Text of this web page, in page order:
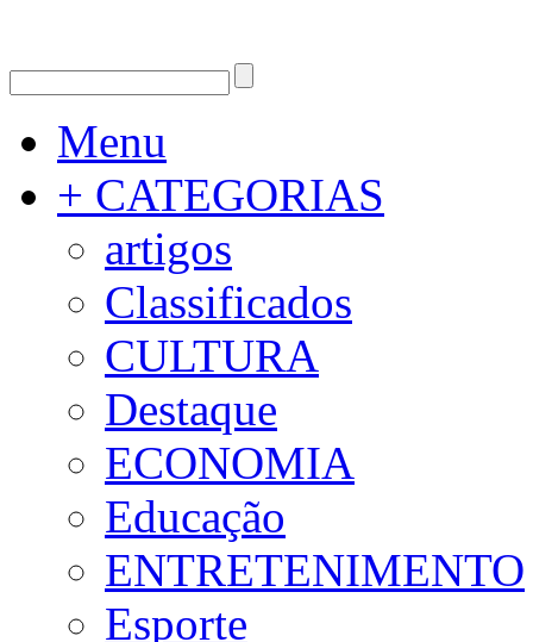
Menu
+ CATEGORIAS
artigos
Classificados
CULTURA
Destaque
ECONOMIA
Educação
ENTRETENIMENTO
Esporte